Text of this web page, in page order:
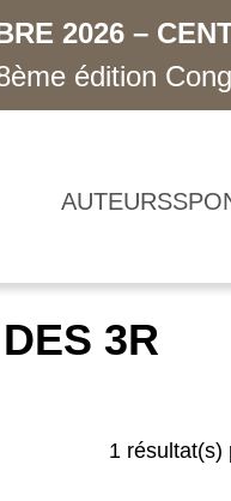
2026 –
édition
AUTEURS
3R
1 résultat(s)